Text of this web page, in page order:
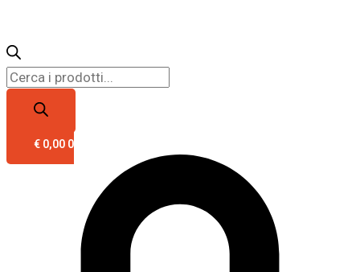
€ 0,00 0